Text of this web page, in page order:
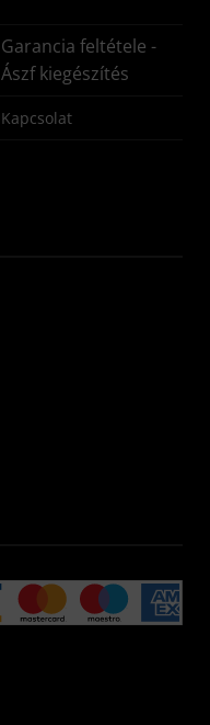
Garancia feltétele -
Ászf kiegészítés
Kapcsolat